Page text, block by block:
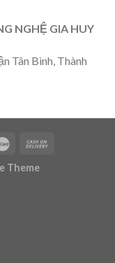
NGHỆ GIA HUY
Tân Bình, Thành
Theme